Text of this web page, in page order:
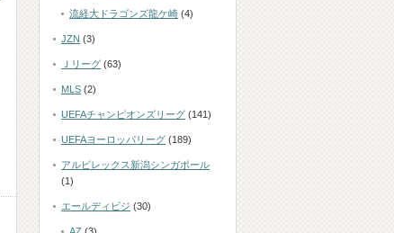
流経大ドラゴンズ龍ケ崎 (4)
JZN (3)
Ｊリーグ (63)
MLS (2)
UEFAチャンピオンズリーグ (141)
UEFAヨーロッパリーグ (189)
アルビレックス新潟シンガポール
(1)
エールディビジ (30)